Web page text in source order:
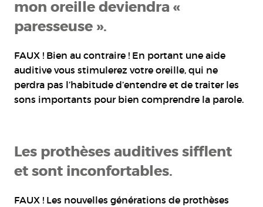
mon oreille deviendra «
paresseuse ».
FAUX ! Bien au contraire ! En portant une aide
auditive vous stimulerez votre oreille, qui ne
perdra pas l’habitude d’entendre et de traiter les
sons importants pour bien comprendre la parole.
Les prothèses auditives sifflent
et sont inconfortables.
FAUX ! Les nouvelles générations de prothèses